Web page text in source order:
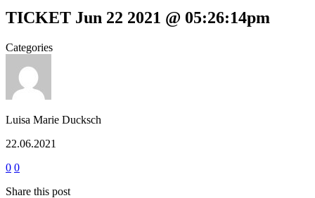
TICKET Jun 22 2021 @ 05:26:14pm
Categories
Luisa Marie Ducksch
22.06.2021
0 0
Share this post